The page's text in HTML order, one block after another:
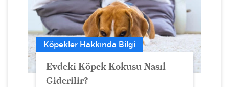
Köpekler Hakkında Bilgi
Evdeki Köpek Kokusu Nasıl
Giderilir?